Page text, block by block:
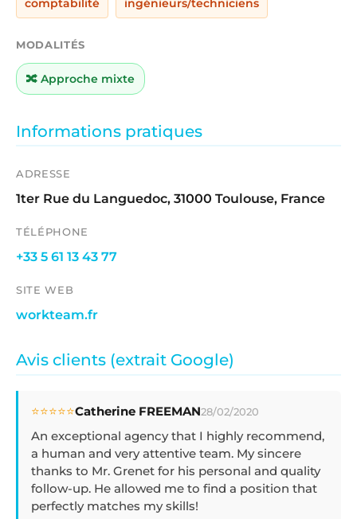
MODALITÉS
🔀 Approche mixte
Informations pratiques
ADRESSE
1ter Rue du Languedoc, 31000 Toulouse, France
TÉLÉPHONE
+33 5 61 13 43 77
SITE WEB
workteam.fr
Avis clients (extrait Google)
⭐⭐⭐⭐⭐Catherine FREEMAN28/02/2020
An exceptional agency that I highly recommend,
a human and very attentive team. My sincere
thanks to Mr. Grenet for his personal and quality
follow-up. He allowed me to find a position that
perfectly matches my skills!